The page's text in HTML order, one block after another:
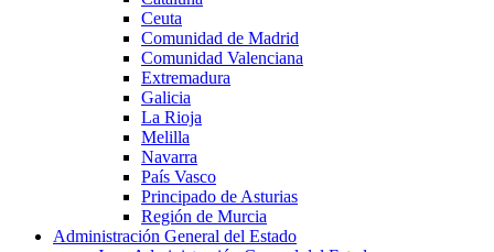
Ceuta
Comunidad de Madrid
Comunidad Valenciana
Extremadura
Galicia
La Rioja
Melilla
Navarra
País Vasco
Principado de Asturias
Región de Murcia
Administración General del Estado